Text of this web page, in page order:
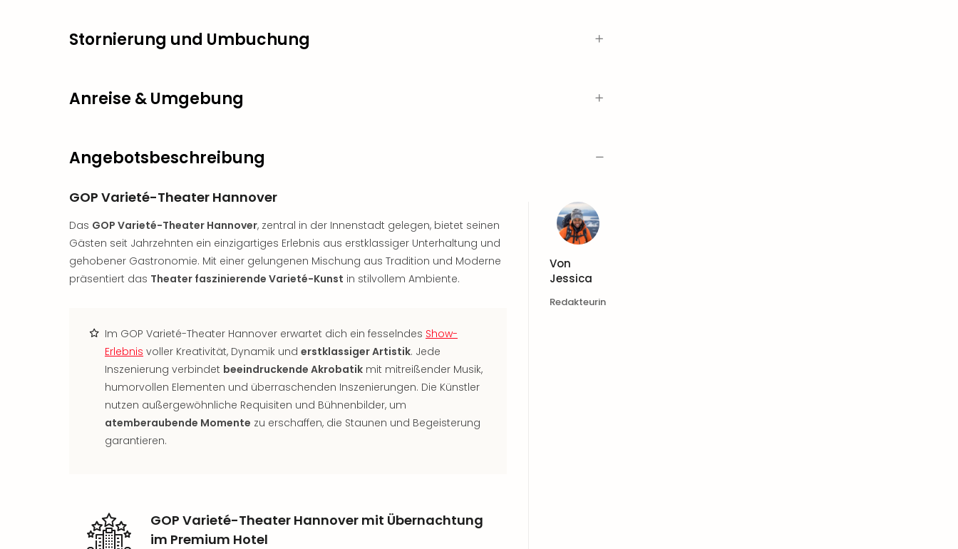
Stornierung und Umbuchung
Anreise & Umgebung
Angebotsbeschreibung
GOP Varieté-Theater Hannover
Das GOP Varieté-Theater Hannover, zentral in der Innenstadt gelegen, bietet seinen
Gästen seit Jahrzehnten ein einzigartiges Erlebnis aus erstklassiger Unterhaltung und
gehobener Gastronomie. Mit einer gelungenen Mischung aus Tradition und Moderne
präsentiert das Theater faszinierende Varieté-Kunst in stilvollem Ambiente.
Im GOP Varieté-Theater Hannover erwartet dich ein fesselndes Show-
Erlebnis voller Kreativität, Dynamik und erstklassiger Artistik. Jede
Inszenierung verbindet beeindruckende Akrobatik mit mitreißender Musik,
humorvollen Elementen und überraschenden Inszenierungen. Die Künstler
nutzen außergewöhnliche Requisiten und Bühnenbilder, um
atemberaubende Momente zu erschaffen, die Staunen und Begeisterung
garantieren.
GOP Varieté-Theater Hannover mit Übernachtung
im Premium Hotel
Von
Jessica
Redakteurin